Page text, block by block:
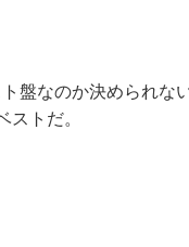
盤なのか決められな
トだ。